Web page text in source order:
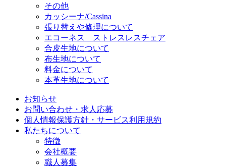
その他
カッシーナ/Cassina
張り替えや修理について
エコーネス ストレスレスチェア
合皮生地について
布生地について
料金について
本革生地について
お知らせ
お問い合わせ・求人応募
個人情報保護方針・サービス利用規約
私たちについて
特徴
会社概要
職人募集